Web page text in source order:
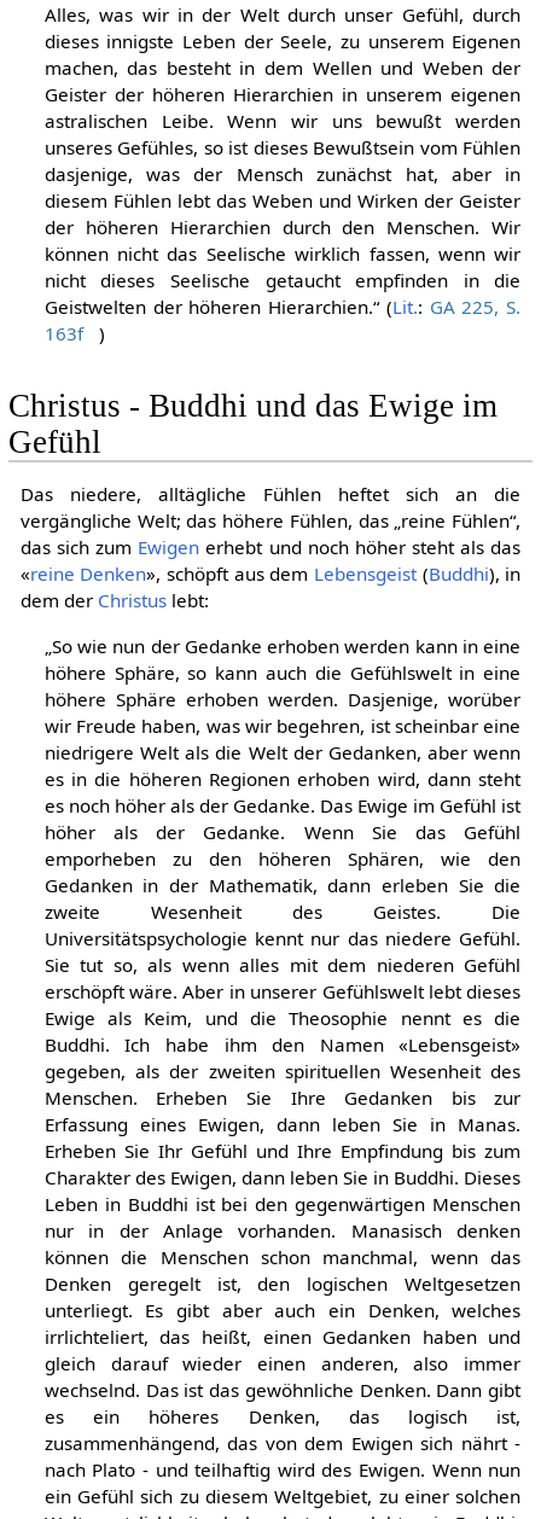
Alles, was wir in der Welt durch unser Gefühl, durch
dieses innigste Leben der Seele, zu unserem Eigenen
machen, das besteht in dem Wellen und Weben der
Geister der höheren Hierarchien in unserem eigenen
astralischen Leibe. Wenn wir uns bewußt werden
unseres Gefühles, so ist dieses Bewußtsein vom Fühlen
dasjenige, was der Mensch zunächst hat, aber in
diesem Fühlen lebt das Weben und Wirken der Geister
der höheren Hierarchien durch den Menschen. Wir
können nicht das Seelische wirklich fassen, wenn wir
nicht dieses Seelische getaucht empfinden in die
Geistwelten der höheren Hierarchien.“ (Lit.: GA 225, S.
163f
)
Christus - Buddhi und das Ewige im
Gefühl
Das niedere, alltägliche Fühlen heftet sich an die
vergängliche Welt; das höhere Fühlen, das „reine Fühlen“,
das sich zum Ewigen erhebt und noch höher steht als das
«reine Denken», schöpft aus dem Lebensgeist(Buddhi), in
dem der Christuslebt:
„So wie nun der Gedanke erhoben werden kann in eine
höhere Sphäre, so kann auch die Gefühlswelt in eine
höhere Sphäre erhoben werden. Dasjenige, worüber
wir Freude haben, was wir begehren, ist scheinbar eine
niedrigere Welt als die Welt der Gedanken, aber wenn
es in die höheren Regionen erhoben wird, dann steht
es noch höher als der Gedanke. Das Ewige im Gefühl ist
höher als der Gedanke. Wenn Sie das Gefühl
emporheben zu den höheren Sphären, wie den
Gedanken in der Mathematik, dann erleben Sie die
zweite Wesenheit des Geistes. Die
Universitätspsychologie kennt nur das niedere Gefühl.
Sie tut so, als wenn alles mit dem niederen Gefühl
erschöpft wäre. Aber in unserer Gefühlswelt lebt dieses
Ewige als Keim, und die Theosophie nennt es die
Buddhi. Ich habe ihm den Namen «Lebensgeist»
gegeben, als der zweiten spirituellen Wesenheit des
Menschen. Erheben Sie Ihre Gedanken bis zur
Erfassung eines Ewigen, dann leben Sie in Manas.
Erheben Sie Ihr Gefühl und Ihre Empfindung bis zum
Charakter des Ewigen, dann leben Sie in Buddhi. Dieses
Leben in Buddhi ist bei den gegenwärtigen Menschen
nur in der Anlage vorhanden. Manasisch denken
können die Menschen schon manchmal, wenn das
Denken geregelt ist, den logischen Weltgesetzen
unterliegt. Es gibt aber auch ein Denken, welches
irrlichteliert, das heißt, einen Gedanken haben und
gleich darauf wieder einen anderen, also immer
wechselnd. Das ist das gewöhnliche Denken. Dann gibt
es ein höheres Denken, das logisch ist,
zusammenhängend, das von dem Ewigen sich nährt -
nach Plato - und teilhaftig wird des Ewigen. Wenn nun
ein Gefühl sich zu diesem Weltgebiet, zu einer solchen